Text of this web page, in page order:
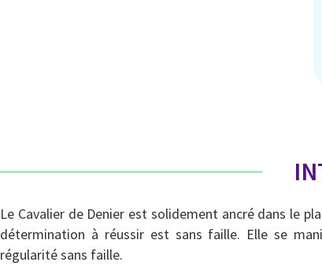
Le Cavalier de Denier est solidement ancré dans le
détermination à réussir est sans faille. Elle se
régularité sans faille.